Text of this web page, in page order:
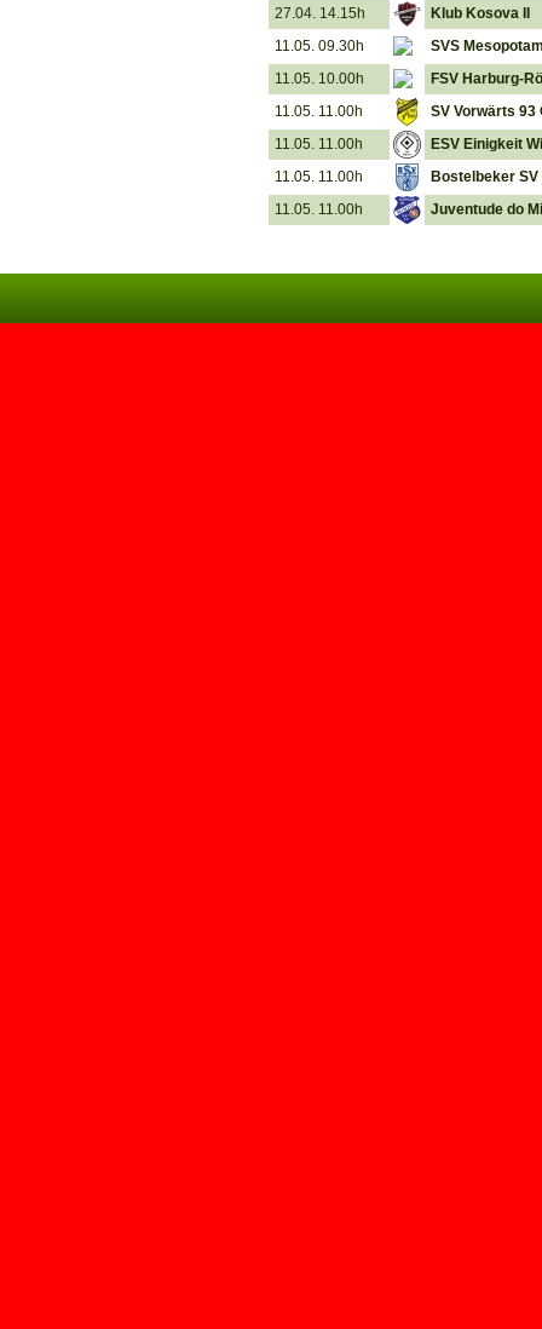
27.04. 14.15h
Klub Kosova II
11.05. 09.30h
SVS
11.05. 10.00h
FSV Harburg-
11.05. 11.00h
SV Vorwärts 93
11.05. 11.00h
ESV Einigkeit
11.05. 11.00h
Bostelbeker SV
11.05. 11.00h
Juventude do